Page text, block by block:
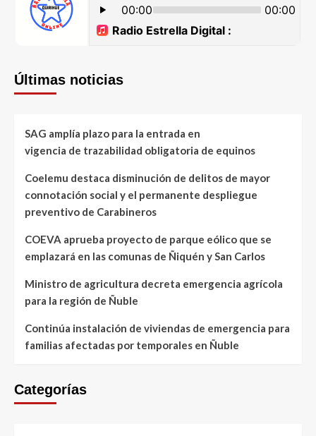
Últimas noticias
SAG amplía plazo para la entrada en
vigencia de trazabilidad obligatoria de equinos
Coelemu destaca disminución de delitos de mayor
connotación social y el permanente despliegue
preventivo de Carabineros
COEVA aprueba proyecto de parque eólico que se
emplazará en las comunas de Ñiquén y San Carlos
Ministro de agricultura decreta emergencia agrícola
para la región de Ñuble
Continúa instalación de viviendas de emergencia para
familias afectadas por temporales en Ñuble
Categorías